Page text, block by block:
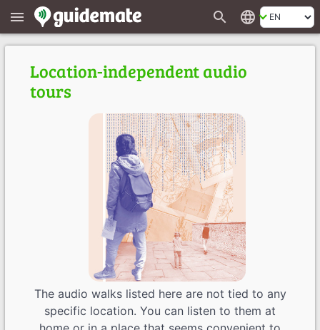
menu search language
Location-independent audio
tours
The audio walks listed here are not tied to any
specific location. You can listen to them at